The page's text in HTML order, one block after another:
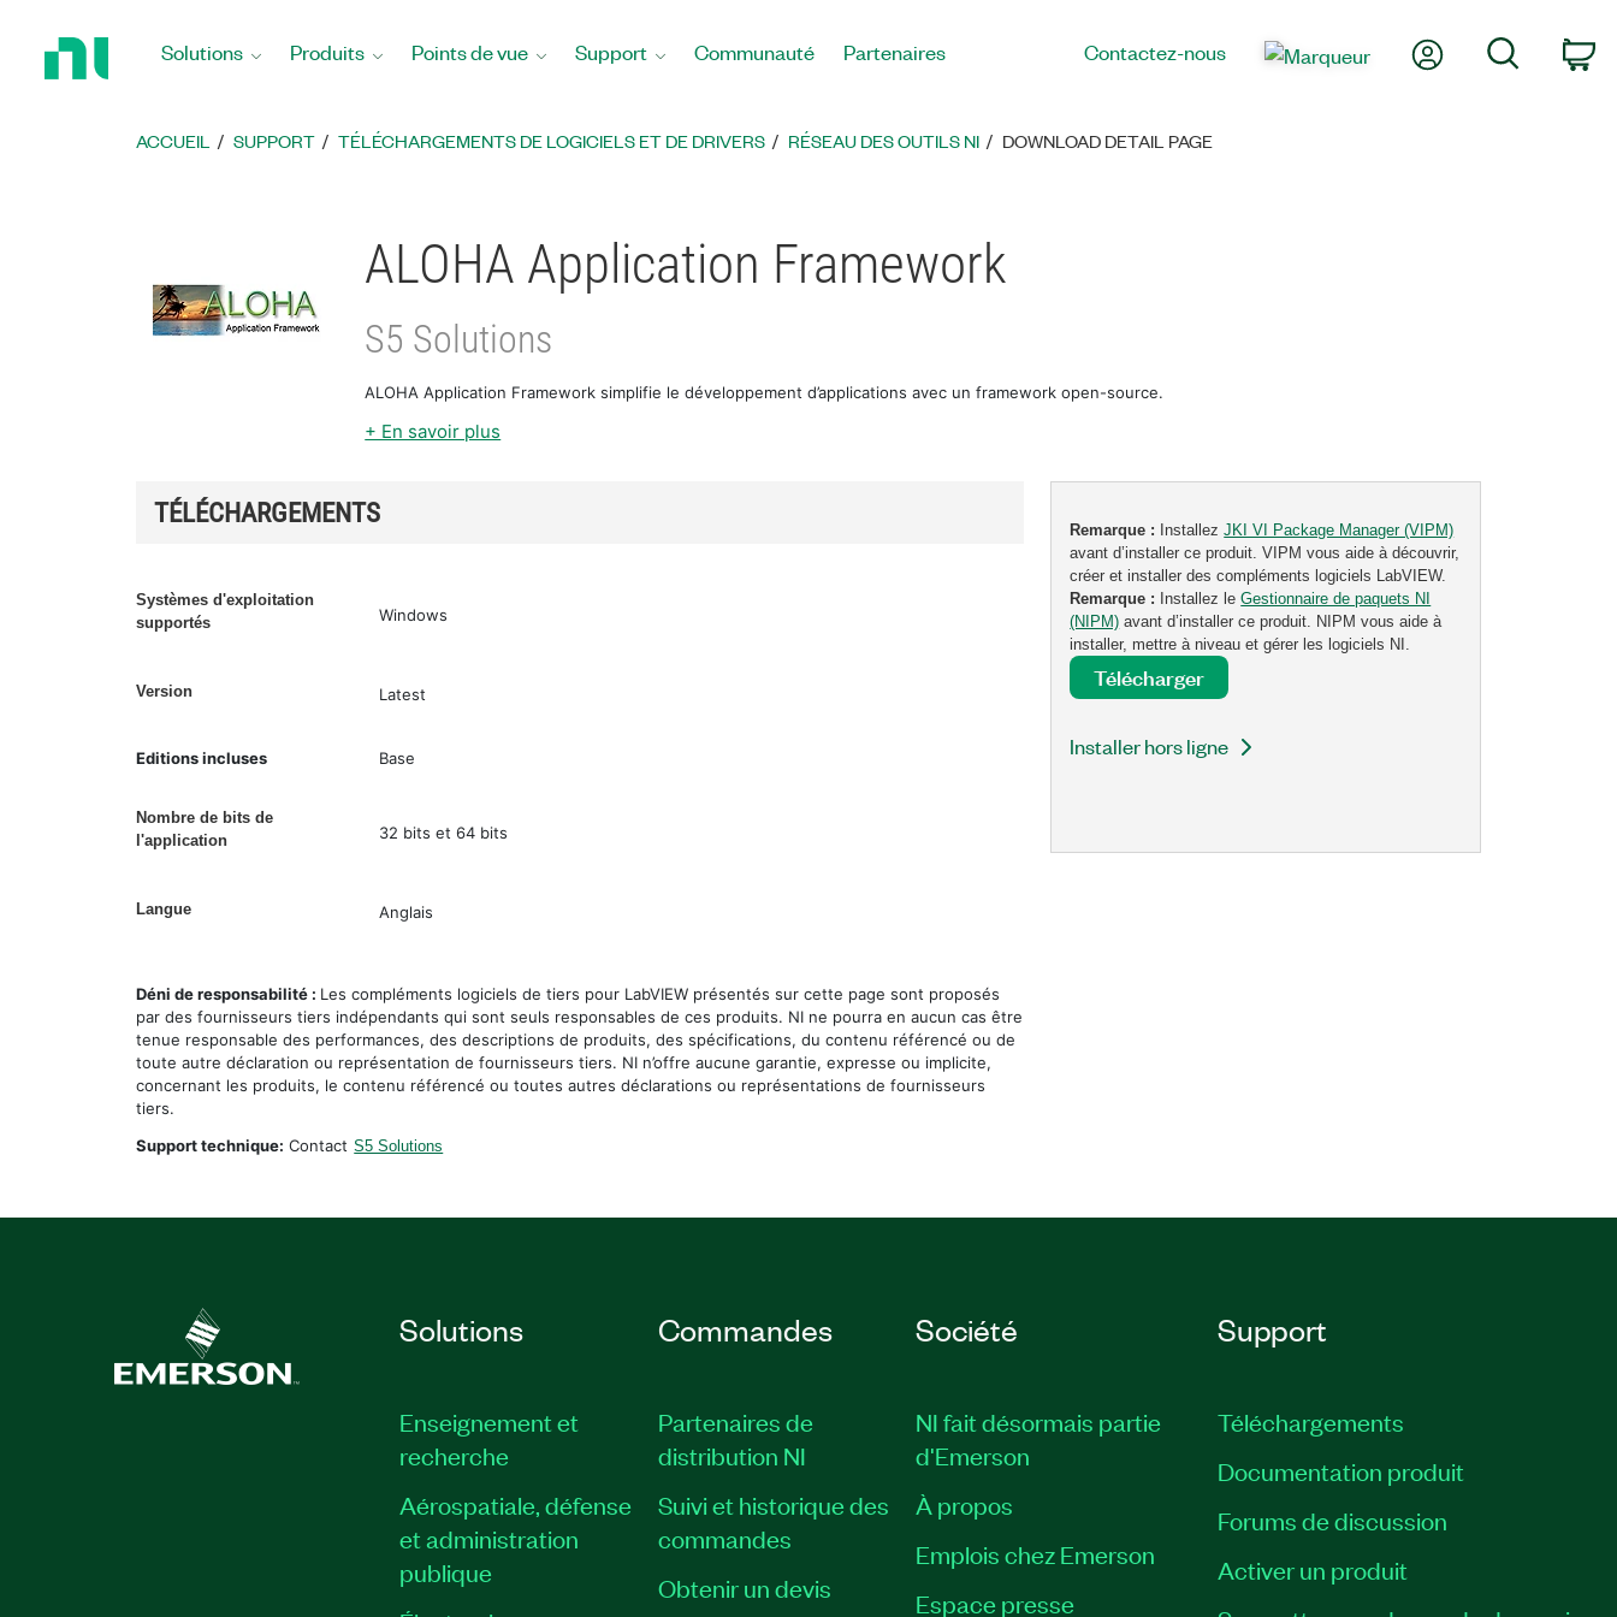
Solutions Produits Points de vue Support Communauté Partenaires Contactez-nous Mon compte
ACCUEIL SUPPORT TÉLÉCHARGEMENTS DE LOGICIELS ET DE DRIVERS RÉSEAU DES OUTILS NI DOWNLOAD DETAIL PAGE
ALOHA Application Framework
S5 Solutions
ALOHA Application Framework simplifie le développement d’applications avec un framework open-source.
+ En savoir plus
TÉLÉCHARGEMENTS
Systèmes d'exploitation
supportés
Windows
Version Latest
Editions incluses Base
Nombre de bits de
l'application
32 bits et 64 bits
Langue Anglais
Déni de responsabilité : Les compléments logiciels de tiers pour LabVIEW présentés sur cette page sont proposés
par des fournisseurs tiers indépendants qui sont seuls responsables de ces produits. NI ne pourra en aucun cas être
tenue responsable des performances, des descriptions de produits, des spécifications, du contenu référencé ou de
toute autre déclaration ou représentation de fournisseurs tiers. NI n’offre aucune garantie, expresse ou implicite,
concernant les produits, le contenu référencé ou toutes autres déclarations ou représentations de fournisseurs
tiers.
Support technique: Contact S5 Solutions
Remarque : InstallezJKI VI Package Manager (VIPM)
avant d’installer ce produit. VIPM vous aide à découvrir,
créer et installer des compléments logiciels LabVIEW.
Remarque : Installez leGestionnaire de paquets NI
(NIPM) avant d’installer ce produit. NIPM vous aide à
installer, mettre à niveau et gérer les logiciels NI.
Télécharger
Installer hors ligne
Solutions
Enseignement et
recherche
Aérospatiale, défense
et administration
publique
Commandes
Partenaires de
distribution NI
Suivi et historique des
commandes
Obtenir un devis
Société
NI fait désormais partie
d'Emerson
À propos
Emplois chez Emerson
Espace presse
Support
Téléchargements
Documentation produit
Forums de discussion
Activer un produit